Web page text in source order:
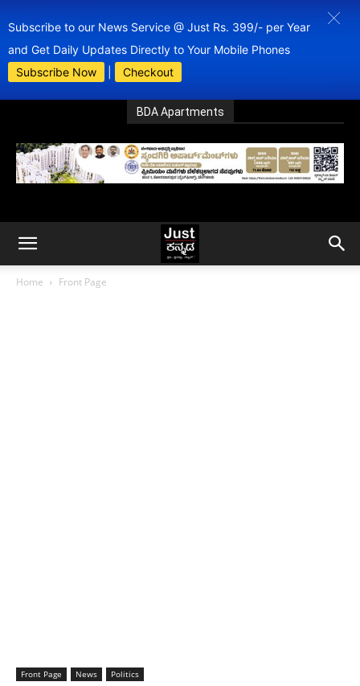
Subscribe to our News Service @ Just Rs. 399/- per Year
and Get Daily Updates Directly to Your Mobile Phones
Subscribe Now
Checkout
BDA Apartments
Home Front Page
Front Page News Politics